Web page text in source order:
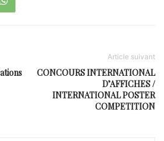
Article suivant
CONCOURS INTERNATIONAL
D’AFFICHES /
INTERNATIONAL POSTER
COMPETITION